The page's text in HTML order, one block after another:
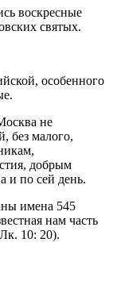
воскресные
святых.
особенного
не
без малого,
добрым
и по сей день.
имена 545
нам часть
10: 20).